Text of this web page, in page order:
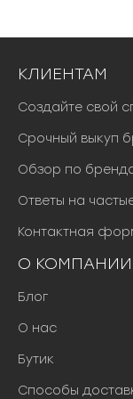
КЛИЕНТАМ
Создайте свой
Срочный выкуп
Обзор по
Ответы на
Контактная
О КОМПАНИИ
Блог
О нас
Бутик
Способы